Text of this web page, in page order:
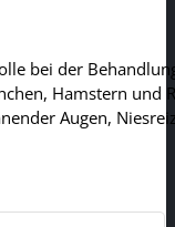
bei der
Hamstern
Augen,